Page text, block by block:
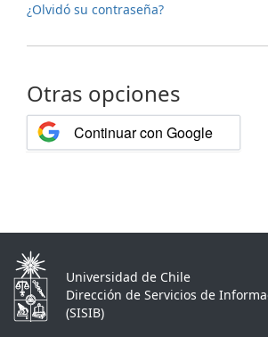
¿Olvidó su contraseña?
Otras opciones
Continuar con Google
Universidad de Chile
Dirección de Servicios de
(SISIB)